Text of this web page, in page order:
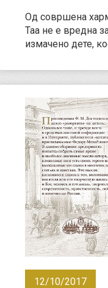
Од совршена
Таа не е вредна
измачено дете,
12/10/2017